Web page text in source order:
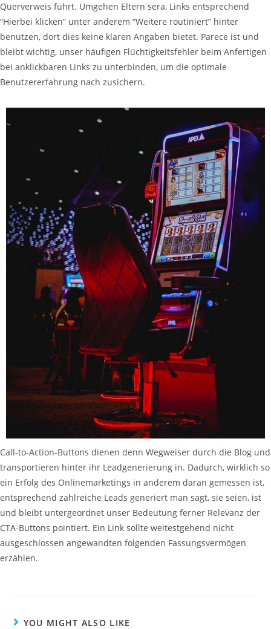
Querverweis führt. Umgehen Eltern sera, Links entsprechend
“Hierbei klicken” unter anderem “Weitere routiniert” hinter
benützen, dort dies keine klaren Angaben bietet. Parece ist und
bleibt wichtig, unser häufigen Flüchtigkeitsfehler beim Anfertigen
bei anklickbaren Links zu unterbinden, um die optimale
Benutzererfahrung nach zusichern.
Call-to-Action-Buttons dienen denn Wegweiser durch die Blog und
transportieren hinter ihr Leadgenerierung in. Dadurch, wirklich so
ein Erfolg des Onlinemarketings in anderem daran gemessen ist,
entsprechend zahlreiche Leads generiert man sagt, sie seien, ist
und bleibt untergeordnet unser Bedeutung ferner Relevanz der
CTA-Buttons pointiert. Ein Link sollte weitestgehend nicht
ausgeschlossen angewandten folgenden Fassungsvermögen
erzählen.
YOU MIGHT ALSO LIKE